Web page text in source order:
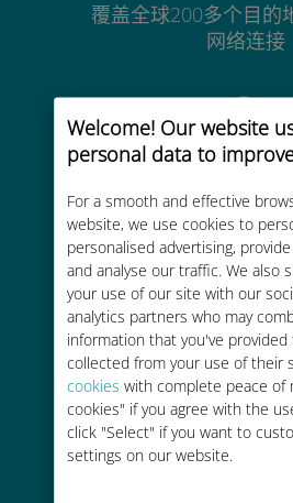
Welcome! Our website
personal data to
For a smooth and effective
website, we use cookies to
personalised advertising,
and analyse our traffic. We also
your use of our site with our
analytics partners who may
information that you've
collected from your use of their
cookies with complete peace of
cookies" if you agree with the
click "Select" if you want to
settings on our website.
覆盖全球200多个目的
网络连接
经济实
比现有运营商的漫游费
轻松充
通过Ubigi应用随时随
没有Wi-Fi或剩余流